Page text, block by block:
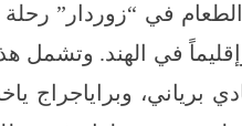
في الهند. وتشمل
برياني، وبراياجراج